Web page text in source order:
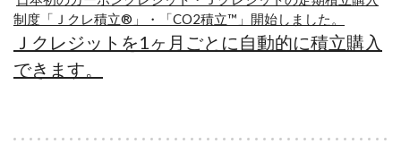
制度「Ｊクレ積立®」・「CO2積立™」開始しました。
Ｊクレジットを1ヶ月ごとに自動的に積立購入
できます。